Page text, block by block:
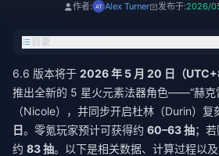
作者: Alex Turner 发布于:2026/
目录
6.6 版本将于 2026 年 5 月 20 日（
推出全新的 5 星火元素法器角色——“赫克
（Nicole），并同步开启杜林（Durin）复
日。零氪玩家预计可获得约 60–63 抽；
约 83 抽。以下是相关数据、计算过程以